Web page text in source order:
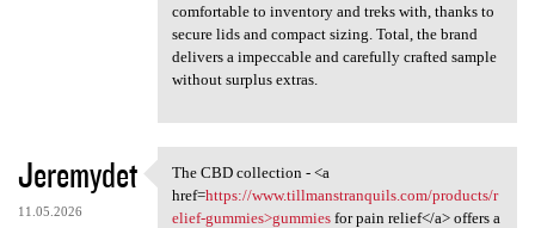
comfortable to inventory and treks with, thanks to
secure lids and compact sizing. Total, the brand
delivers a impeccable and carefully crafted sample
without surplus extras.
Jeremydet
11.05.2026
The CBD collection - <a href
The CBD collection - <a
href=https://www.tillmanstranquils.com/products/r
elief-gummies>gummiesfor pain relief</a> offers a